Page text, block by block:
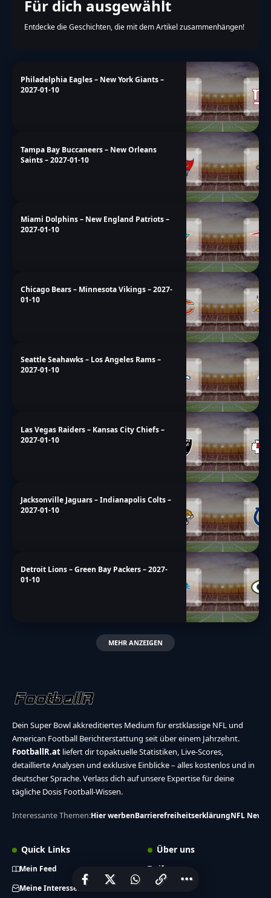
Für dich ausgewählt
Entdecke die Geschichten, die mit dem Artikel zusammenhängen!
Philadelphia Eagles – New York Giants –
2027-01-10
Tampa Bay Buccaneers – New Orleans
Saints – 2027-01-10
Miami Dolphins – New England Patriots –
2027-01-10
Chicago Bears – Minnesota Vikings – 2027-
01-10
Seattle Seahawks – Los Angeles Rams –
2027-01-10
Las Vegas Raiders – Kansas City Chiefs –
2027-01-10
Jacksonville Jaguars – Indianapolis Colts –
2027-01-10
Detroit Lions – Green Bay Packers – 2027-
01-10
MEHR ANZEIGEN
Dein Super Bowl akkreditiertes Medium für erstklassige NFL und
American Football Berichterstattung seit über einem Jahrzehnt.
FootballR.at liefert dir topaktuelle Statistiken, Live-Scores,
detaillierte Analysen und exklusive Einblicke – alles kostenlos und in
deutscher Sprache. Verlass dich auf unsere Expertise für deine
tägliche Dosis Football-Wissen.
Interessante Themen:Hier werbenBarrierefreiheitserklärungNFL News
Quick Links
Mein Feed
Meine Interessen
Über uns
Tarif
Impressum